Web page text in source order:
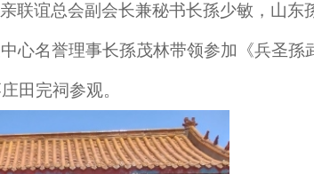
联谊总会副会长兼秘书长孫少敏， 山东
心名誉理事长孫茂林带领参加《兵圣孫
田完祠参观。